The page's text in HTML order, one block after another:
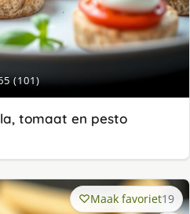
(101)
tomaat en pesto
Maak favoriet19